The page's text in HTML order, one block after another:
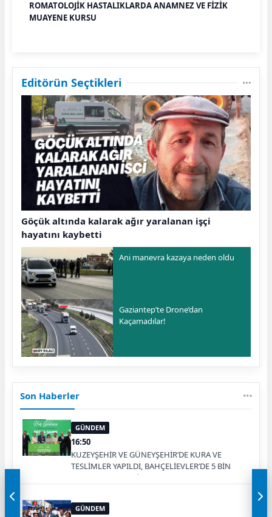
ROMATOLOJİK HASTALIKLARDA ANAMNEZ VE FİZİK
MUAYENE KURSU
Editörün Seçtikleri
Göçük altında kalarak ağır yaralanan işçi
hayatını kaybetti
Ani manevra kazaya neden oldu
Gaziantep’te Drone’dan
Kaçamadılar!
Son Haberler
GÜNDEM
16:50
KUZEYŞEHİR VE GÜNEYŞEHİR’DE KURA VE
TESLİMLER YAPILDI, BAHÇELİEVLER’DE 5 BİN
KONUTUN TEMELİ ATILDI
GÜNDEM